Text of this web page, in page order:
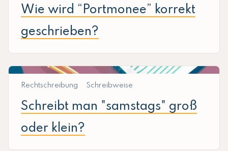
Wie wird “Portmonee” korrekt
geschrieben?
Rechtschreibung Schreibweise
Schreibt man "samstags" groß
oder klein?